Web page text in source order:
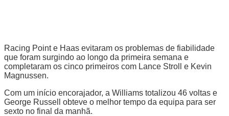
Racing Point e Haas evitaram os problemas de fiabilidade
que foram surgindo ao longo da primeira semana e
completaram os cinco primeiros com Lance Stroll e Kevin
Magnussen.
Com um início encorajador, a Williams totalizou 46 voltas e
George Russell obteve o melhor tempo da equipa para ser
sexto no final da manhã.